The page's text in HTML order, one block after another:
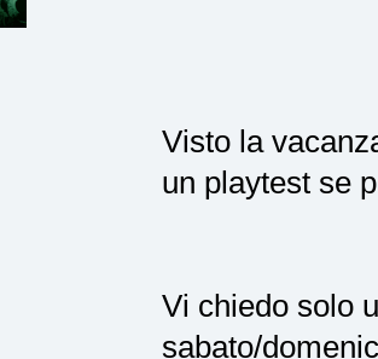
Visto la
un playtest se
Vi chiedo solo
sabato/